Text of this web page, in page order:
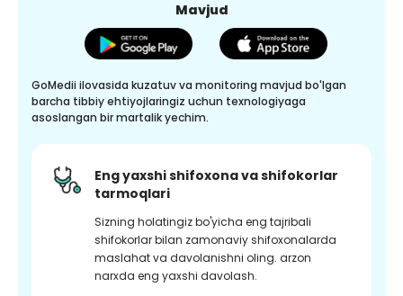
Mavjud
GoMedii ilovasida kuzatuv va monitoring mavjud bo'lgan
barcha tibbiy ehtiyojlaringiz uchun texnologiyaga
asoslangan bir martalik yechim.
Eng yaxshi shifoxona va shifokorlar
tarmoqlari
Sizning holatingiz bo'yicha eng tajribali
shifokorlar bilan zamonaviy shifoxonalarda
maslahat va davolanishni oling. arzon
narxda eng yaxshi davolash.